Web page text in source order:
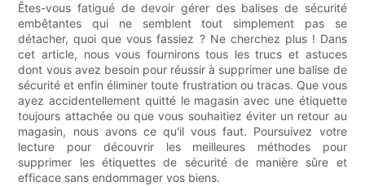
Êtes-vous fatigué de devoir gérer des balises de sécurité
embêtantes qui ne semblent tout simplement pas se
détacher, quoi que vous fassiez ? Ne cherchez plus ! Dans
cet article, nous vous fournirons tous les trucs et astuces
dont vous avez besoin pour réussir à supprimer une balise de
sécurité et enfin éliminer toute frustration ou tracas. Que vous
ayez accidentellement quitté le magasin avec une étiquette
toujours attachée ou que vous souhaitiez éviter un retour au
magasin, nous avons ce qu'il vous faut. Poursuivez votre
lecture pour découvrir les meilleures méthodes pour
supprimer les étiquettes de sécurité de manière sûre et
efficace sans endommager vos biens.